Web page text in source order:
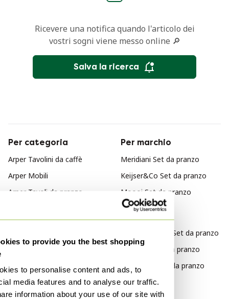
to provide you the best shopping
to personalise content and ads, to
media features and to analyse our traffic.
information about your use of our site with
Ricevere una notifica quando l'articolo dei
vostri sogni viene messo online 🔎
Salva la ricerca
Per categoria
Arper Tavolini da caffè
Arper Mobili
Arper Tavoli da pranzo
Per marchio
Meridiani Set da pranzo
Keijser&Co Set da pranzo
Moooi Set da pranzo
Design italiano Set da pranzo
Moderno Set da pranzo
Industriale Set da pranzo
Per materiale